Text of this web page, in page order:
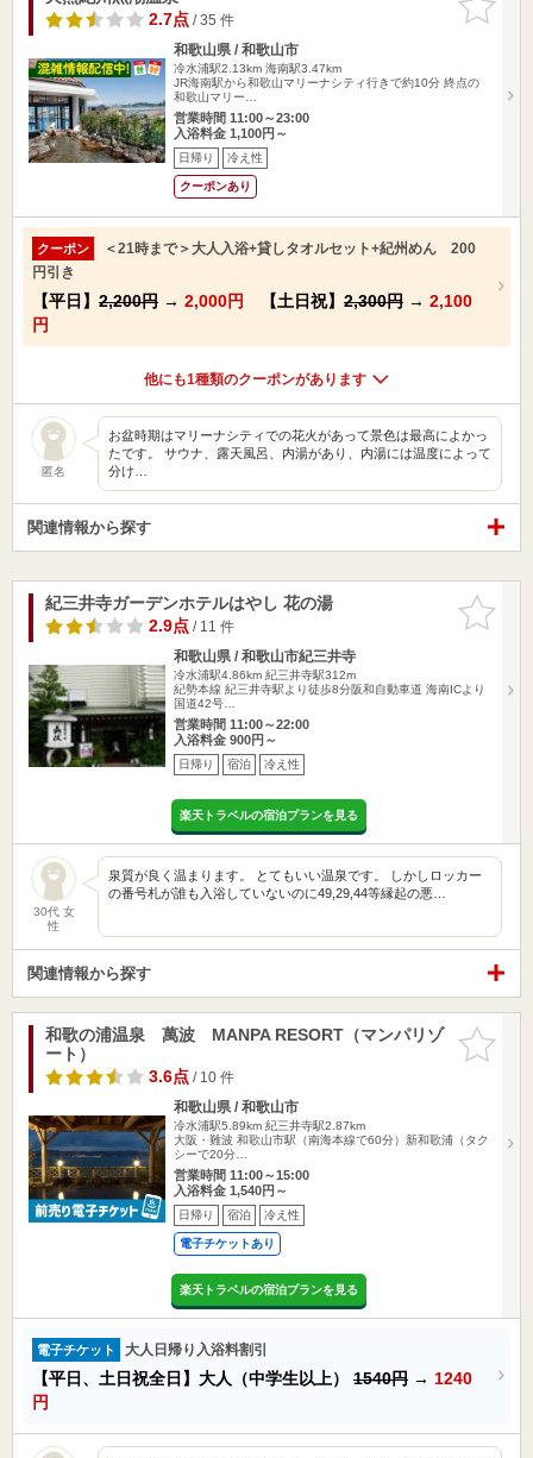
りに追加
2.7点/ 35 件
和歌山県 / 和歌山市
冷水浦駅2.13km 海南駅3.47km
JR海南駅から和歌山マリーナシティ行きで約10分 終点の
和歌山マリー…
営業時間 11:00～23:00
入浴料金 1,100円～
日帰り 冷え性
クーポンあり
クーポン
＜21時まで＞大人入浴+貸しタオルセット+紀州めん 200
円引き
【平日】 2,200円 → 2,000円 【土日祝】 2,300円 → 2,100
円
他にも1種類のクーポンがあります
匿名
お盆時期はマリーナシティでの花火があって景色は最高によかっ
たです。 サウナ、露天風呂、内湯があり、内湯には温度によって
分け…
関連情報から探す
お気に入
りに追加
紀三井寺ガーデンホテルはやし 花の湯
2.9点/ 11 件
和歌山県 / 和歌山市紀三井寺
冷水浦駅4.86km 紀三井寺駅312m
紀勢本線 紀三井寺駅より徒歩8分阪和自動車道 海南ICより
国道42号…
営業時間 11:00～22:00
入浴料金 900円～
日帰り 宿泊 冷え性
楽天トラベルの宿泊プランを見る
30代 女
性
泉質が良く温まります。 とてもいい温泉です。 しかしロッカー
の番号札が誰も入浴していないのに49,29,44等縁起の悪…
関連情報から探す
お気に入
りに追加
和歌の浦温泉 萬波 MANPA RESORT（マンパリゾ
ート）
3.6点/ 10 件
和歌山県 / 和歌山市
冷水浦駅5.89km 紀三井寺駅2.87km
大阪・難波 和歌山市駅（南海本線で60分）新和歌浦（タク
シーで20分…
営業時間 11:00～15:00
入浴料金 1,540円～
日帰り 宿泊 冷え性
電子チケットあり
楽天トラベルの宿泊プランを見る
電子チケット 大人日帰り入浴料割引
【平日、土日祝全日】大人（中学生以上） 1540円 → 1240
円